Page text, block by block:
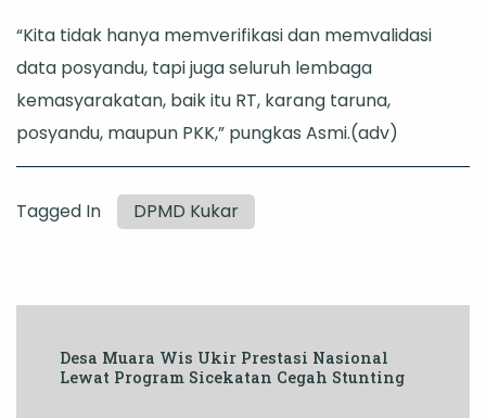
“Kita tidak hanya memverifikasi dan memvalidasi
data posyandu, tapi juga seluruh lembaga
kemasyarakatan, baik itu RT, karang taruna,
posyandu, maupun PKK,” pungkas Asmi.(adv)
Tagged In DPMD Kukar
Navigation
Desa Muara Wis Ukir Prestasi Nasional
Lewat Program Sicekatan Cegah Stunting